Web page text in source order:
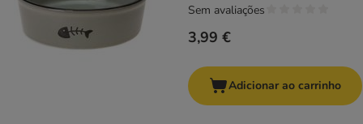
3,99 €
Sem avaliações
Adicionar ao carrinho